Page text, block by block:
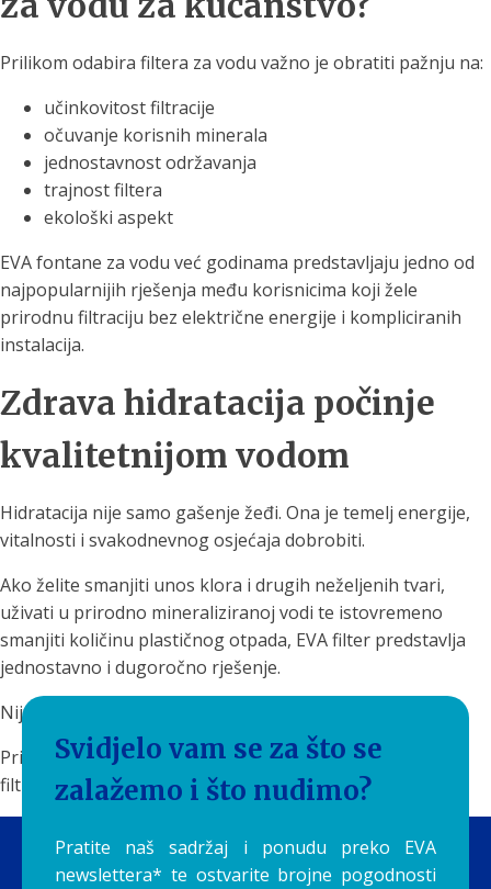
Prilikom odabira filtera za vodu važno je obratiti pažnju na:
učinkovitost filtracije
očuvanje korisnih minerala
jednostavnost održavanja
trajnost filtera
ekološki aspekt
EVA fontane za vodu već godinama predstavljaju jedno od
najpopularnijih rješenja među korisnicima koji žele
prirodnu filtraciju bez električne energije i kompliciranih
instalacija.
Zdrava hidratacija počinje
kvalitetnijom vodom
Hidratacija nije samo gašenje žeđi. Ona je temelj energije,
vitalnosti i svakodnevnog osjećaja dobrobiti.
Ako želite smanjiti unos klora i drugih neželjenih tvari,
uživati u prirodno mineraliziranoj vodi te istovremeno
smanjiti količinu plastičnog otpada, EVA filter predstavlja
jednostavno i dugoročno rješenje.
Nije svaka voda ista.
Priuštite sebi i svojoj obitelji čistu, ukusnu i prirodno
filtriranu vodu svaki dan uz EVA filtere by Aquilia.
Svidjelo vam se za što se
zalažemo i što nudimo?
Pratite naš sadržaj i ponudu preko EVA
newslettera* te ostvarite brojne pogodnosti